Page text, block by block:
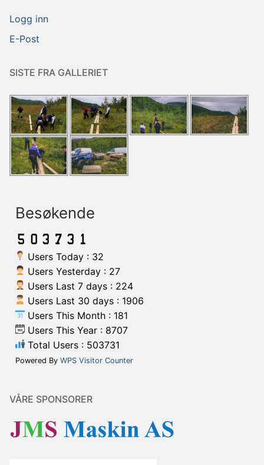
Logg inn
E-Post
SISTE FRA GALLERIET
Besøkende
Users Today : 32
Users Yesterday : 27
Users Last 7 days : 224
Users Last 30 days : 1906
Users This Month : 181
Users This Year : 8707
Total Users : 503731
Powered By WPS Visitor Counter
VÅRE SPONSORER